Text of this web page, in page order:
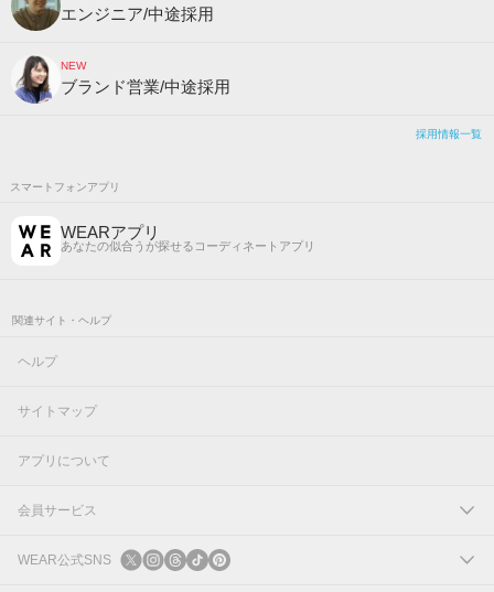
エンジニア/中途採用
NEW
ブランド営業/中途採用
採用情報一覧
スマートフォンアプリ
WEARアプリ
あなたの似合うが探せるコーディネートアプリ
関連サイト・ヘルプ
ヘルプ
サイトマップ
アプリについて
会員サービス
ログイン
WEAR公式SNS